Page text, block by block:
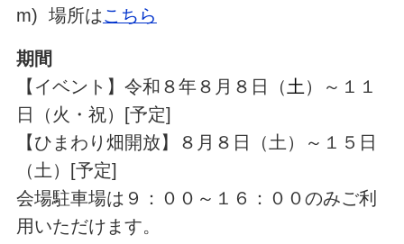
m) 場所はこちら
期間
【イベント】令和８年８月８日（ 土 ）～１１
日（火・祝）[予定]
【ひまわり畑開放】８月８日（土）～１５日
（土）[予定]
会場駐車場は９：００～１６：００のみご利
用いただけます。